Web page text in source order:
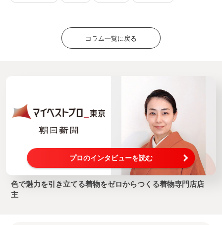
コラム一覧に戻る
プロのインタビューを読む
色で魅力を引き立てる着物をゼロからつくる着物専門店店
主